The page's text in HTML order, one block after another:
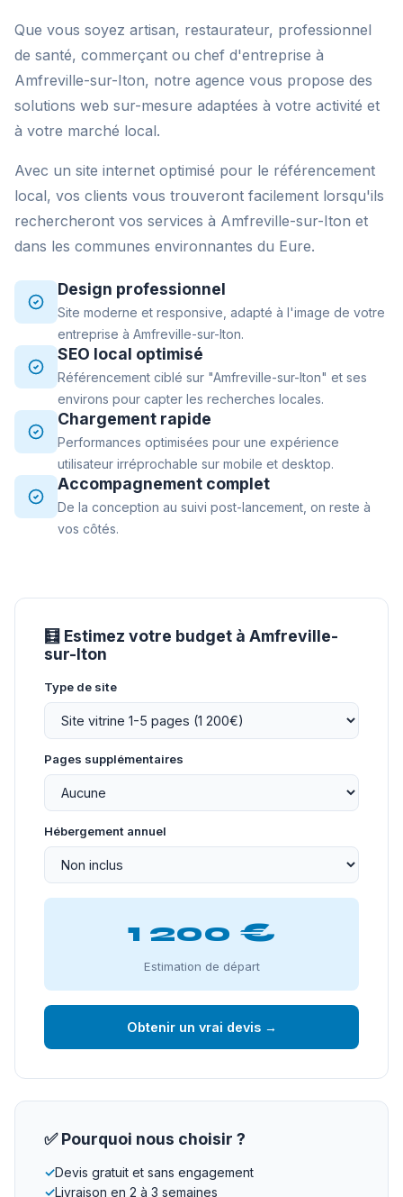
Que vous soyez artisan, restaurateur, professionnel
de santé, commerçant ou chef d'entreprise à
Amfreville-sur-Iton, notre agence vous propose des
solutions web sur-mesure adaptées à votre activité et
à votre marché local.
Avec un site internet optimisé pour le référencement
local, vos clients vous trouveront facilement lorsqu'ils
rechercheront vos services à Amfreville-sur-Iton et
dans les communes environnantes du Eure.
Design professionnel
Site moderne et responsive, adapté à l'image de votre
entreprise à Amfreville-sur-Iton.
SEO local optimisé
Référencement ciblé sur "Amfreville-sur-Iton" et ses
environs pour capter les recherches locales.
Chargement rapide
Performances optimisées pour une expérience
utilisateur irréprochable sur mobile et desktop.
Accompagnement complet
De la conception au suivi post-lancement, on reste à
vos côtés.
🧮 Estimez votre budget à Amfreville-
sur-Iton
Type de site
Pages supplémentaires
Hébergement annuel
1 200 €
Estimation de départ
Obtenir un vrai devis →
✅ Pourquoi nous choisir ?
✓Devis gratuit et sans engagement
✓Livraison en 2 à 3 semaines